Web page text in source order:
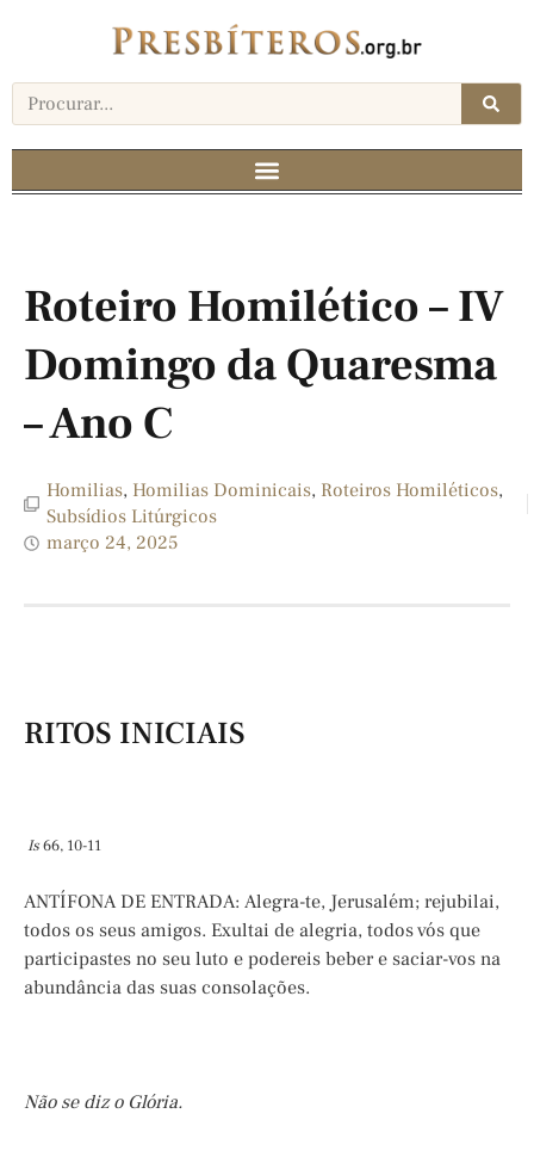
Roteiro Homilético – IV
Domingo da Quaresma
– Ano C
Homilias, Homilias Dominicais, Roteiros Homiléticos,
Subsídios Litúrgicos
março 24, 2025
RITOS INICIAIS
Is66, 10-11
ANTÍFONA DE ENTRADA: Alegra-te, Jerusalém; rejubilai,
todos os seus amigos. Exultai de alegria, todos vós que
participastes no seu luto e podereis beber e saciar-vos na
abundância das suas consolações.
Não se diz o Glória.